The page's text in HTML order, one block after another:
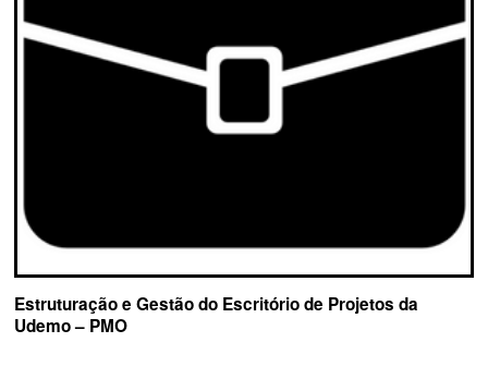
Estruturação e Gestão do Escritório de Projetos da
Udemo – PMO